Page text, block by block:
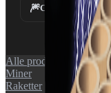
🎆Compounds
Alle produkter
Miner
Raketter